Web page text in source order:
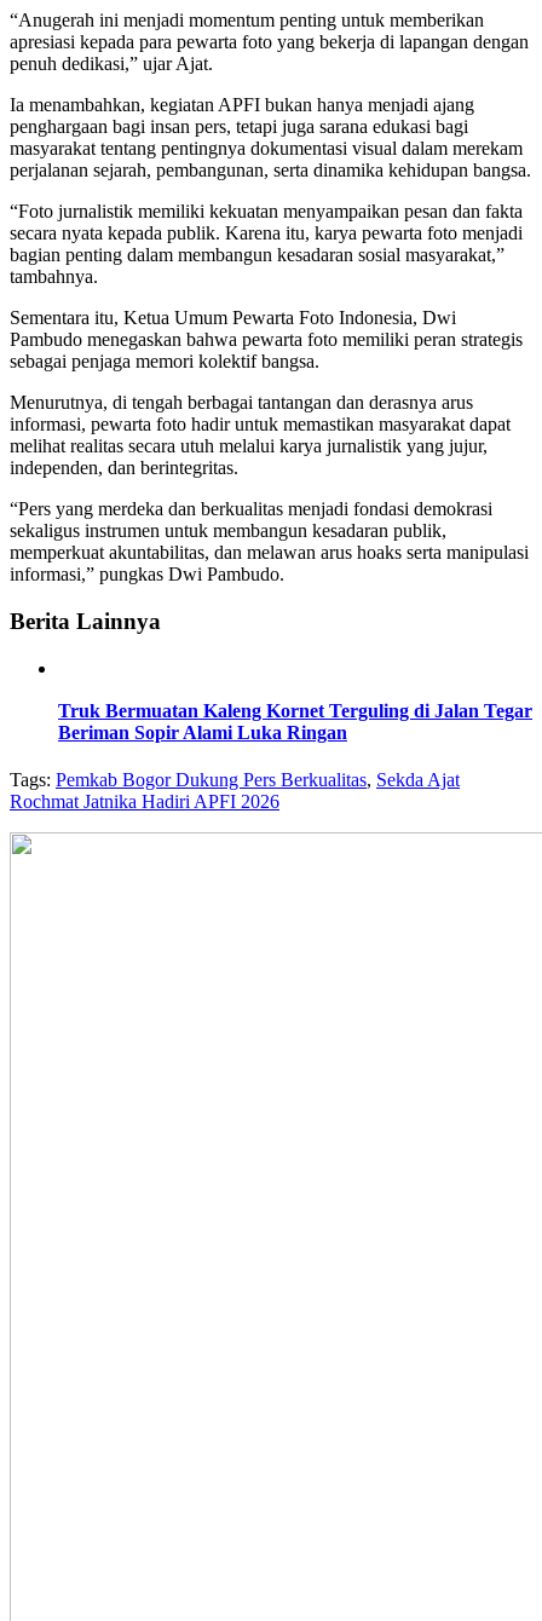
“Anugerah ini menjadi momentum penting untuk memberikan
apresiasi kepada para pewarta foto yang bekerja di lapangan dengan
penuh dedikasi,” ujar Ajat.
Ia menambahkan, kegiatan APFI bukan hanya menjadi ajang
penghargaan bagi insan pers, tetapi juga sarana edukasi bagi
masyarakat tentang pentingnya dokumentasi visual dalam merekam
perjalanan sejarah, pembangunan, serta dinamika kehidupan bangsa.
“Foto jurnalistik memiliki kekuatan menyampaikan pesan dan fakta
secara nyata kepada publik. Karena itu, karya pewarta foto menjadi
bagian penting dalam membangun kesadaran sosial masyarakat,”
tambahnya.
Sementara itu, Ketua Umum Pewarta Foto Indonesia, Dwi
Pambudo menegaskan bahwa pewarta foto memiliki peran strategis
sebagai penjaga memori kolektif bangsa.
Menurutnya, di tengah berbagai tantangan dan derasnya arus
informasi, pewarta foto hadir untuk memastikan masyarakat dapat
melihat realitas secara utuh melalui karya jurnalistik yang jujur,
independen, dan berintegritas.
“Pers yang merdeka dan berkualitas menjadi fondasi demokrasi
sekaligus instrumen untuk membangun kesadaran publik,
memperkuat akuntabilitas, dan melawan arus hoaks serta manipulasi
informasi,” pungkas Dwi Pambudo.
Berita Lainnya
Truk Bermuatan Kaleng Kornet Terguling di Jalan Tegar
Beriman Sopir Alami Luka Ringan
Tags: Pemkab Bogor Dukung Pers Berkualitas, Sekda Ajat
Rochmat Jatnika Hadiri APFI 2026